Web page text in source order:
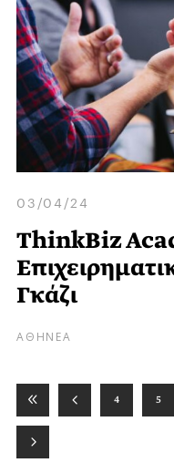
03/04/24
ThinkBiz
Γκάζι
ΑΘΗΝΕΑ
4 5